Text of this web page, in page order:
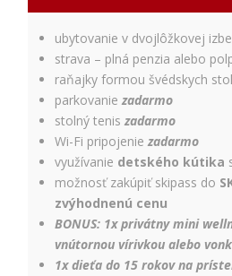
ubytovanie v dvojlôžkovej izbe
strava – plná penzia alebo
raňajky formou švédskych
parkovaniezadarmo
stolný teniszadarmo
Wi-Fi pripojeniezadarmo
využívanie detského kútika
možnosť zakúpiť skipass do
zvýhodnenú cenu
BONUS: 1x privátny mini
vnútornou vírivkou alebo
1x dieťa do 15 rokov na
Účel: analýza
návštevnosti,
obsahu;
Právny
základ:
súhlas
návštevníka
Používateľská
spokojnosť
Aby naša
stránka počas